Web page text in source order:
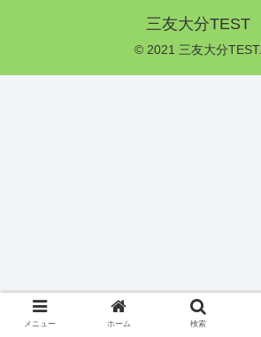
三友大分TEST
© 2021 三友大分TEST.
メニュー ホーム 検索